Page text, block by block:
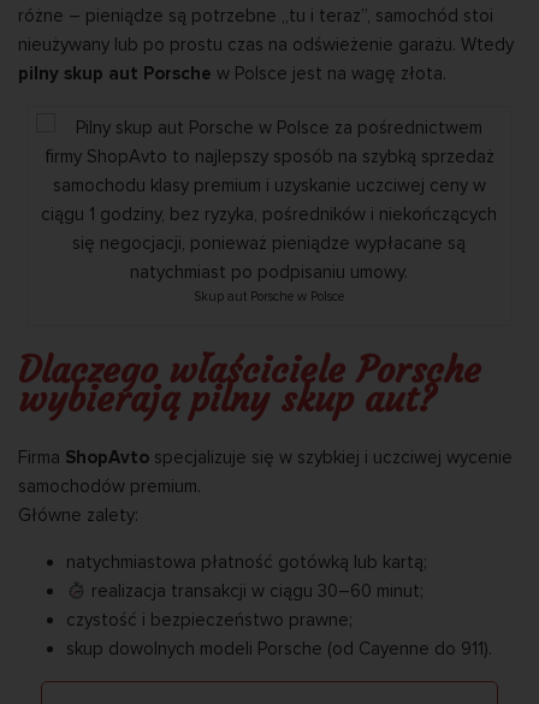
różne – pieniądze są potrzebne „tu i teraz”, samochód stoi
nieużywany lub po prostu czas na odświeżenie garażu. Wtedy
pilny skup aut Porsche w Polsce jest na wagę złota.
Skup aut Porsche w Polsce
Dlaczego właściciele Porsche
wybierają pilny skup aut? ️
Firma ShopAvto specjalizuje się w szybkiej i uczciwej wycenie
samochodów premium.
Główne zalety:
natychmiastowa płatność gotówką lub kartą;
realizacja transakcji w ciągu 30–60 minut;
czystość i bezpieczeństwo prawne;
skup dowolnych modeli Porsche (od Cayenne do 911).